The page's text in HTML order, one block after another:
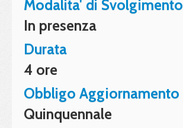
Modalita' di Svolgimento
In presenza
Durata
4 ore
Obbligo Aggiornamento
Quinquennale